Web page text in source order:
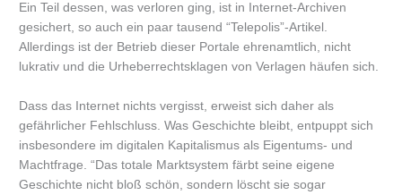
Ein Teil dessen, was verloren ging, ist in Internet-Archiven
gesichert, so auch ein paar tausend “Telepolis”-Artikel.
Allerdings ist der Betrieb dieser Portale ehrenamtlich, nicht
lukrativ und die Urheberrechtsklagen von Verlagen häufen sich.
Dass das Internet nichts vergisst, erweist sich daher als
gefährlicher Fehlschluss. Was Geschichte bleibt, entpuppt sich
insbesondere im digitalen Kapitalismus als Eigentums- und
Machtfrage. “Das totale Marktsystem färbt seine eigene
Geschichte nicht bloß schön, sondern löscht sie sogar